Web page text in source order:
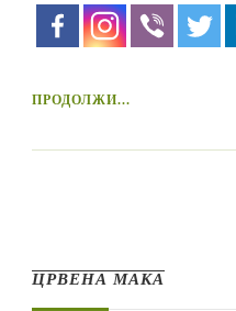
ПРОДОЛЖИ...
ЦРВЕНА МАКА